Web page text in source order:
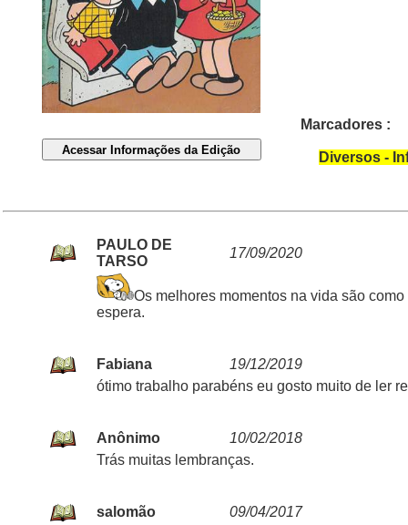
Marcadores :
Diversos -
PAULO DE
TARSO
17/09/2020
Os melhores momentos na vida são
espera.
Fabiana
19/12/2019
ótimo trabalho parabéns eu gosto muito de ler
Anônimo
10/02/2018
Trás muitas lembranças.
salomão
09/04/2017